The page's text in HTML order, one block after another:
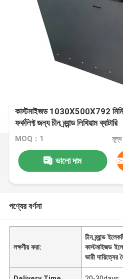
কাস্টমাইজড 1030X500X792 মিমি
ফর্কলিফ্ট জন্য চীন ব্র্যান্ড লিথিয়াম ব্যাটারি
MOQ：1
ভালো দাম
পণ্যের বর্ণনা
লক্ষণীয় করা:
চীন ব্র্যান্ড
কাস্টমাইজড
ভারী দায়িত্বের